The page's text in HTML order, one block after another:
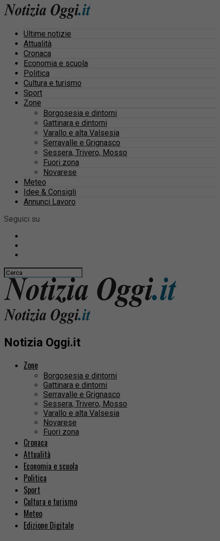
Ultime notizie
Attualità
Cronaca
Economia e scuola
Politica
Cultura e turismo
Sport
Zone
Borgosesia e dintorni
Gattinara e dintorni
Varallo e alta Valsesia
Serravalle e Grignasco
Sessera, Trivero, Mosso
Fuori zona
Novarese
Meteo
Idee & Consigli
Annunci Lavoro
Seguici su
Notizia Oggi.it
Zone
Borgosesia e dintorni
Gattinara e dintorni
Serravalle e Grignasco
Sessera, Trivero, Mosso
Varallo e alta Valsesia
Novarese
Fuori zona
Cronaca
Attualità
Economia e scuola
Politica
Sport
Cultura e turismo
Meteo
Edizione Digitale